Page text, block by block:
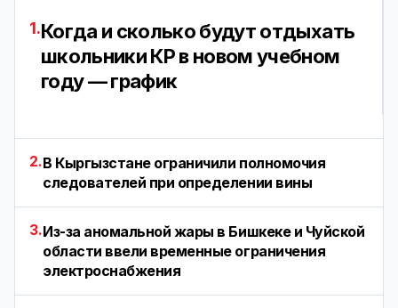
1.Когда и сколько будут отдыхать
школьники КР в новом учебном
году — график
2.В Кыргызстане ограничили полномочия
следователей при определении вины
3.Из-за аномальной жары в Бишкеке и Чуйской
области ввели временные ограничения
электроснабжения